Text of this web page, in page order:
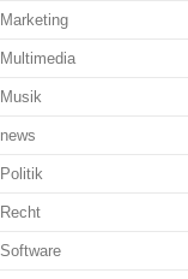
Marketing
Multimedia
Musik
news
Politik
Recht
Software